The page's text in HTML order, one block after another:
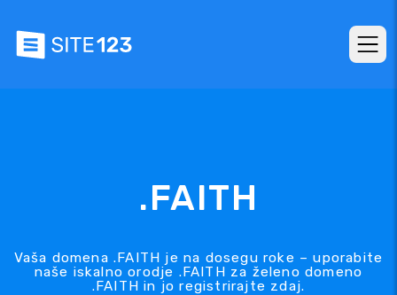
.FAITH
Vaša domena .FAITH je na dosegu roke – uporabite
naše iskalno orodje .FAITH za želeno domeno
.FAITH in jo registrirajte zdaj.